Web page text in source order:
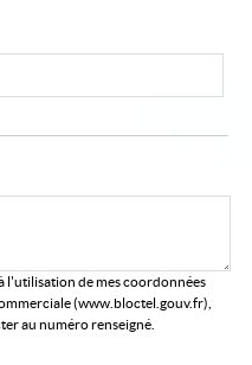
l'utilisation de mes coordonnées
(www.bloctel.gouv.fr),
au numéro renseigné.